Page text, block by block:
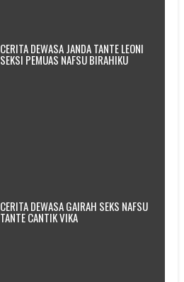
CERITA DEWASA JANDA TANTE LEONI
SEKSI PEMUAS NAFSU BIRAHIKU
CERITA DEWASA GAIRAH SEKS NAFSU
TANTE CANTIK VIKA